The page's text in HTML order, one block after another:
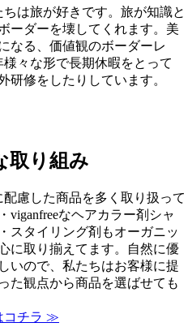
は旅が好きです。旅が知識と
ーダーを壊してくれます。美
なる、価値観のボーダーレ
々な形で長期休暇をとって
研修をしたりしています。
取り組み
慮した商品を多く取り扱って
viganfreeなヘアカラー剤シャ
スタイリング剤もオーガニッ
に取り揃えてます。自然に優
いので、私たちはお客様に提
た観点から商品を選ばせても
コチラ ≫